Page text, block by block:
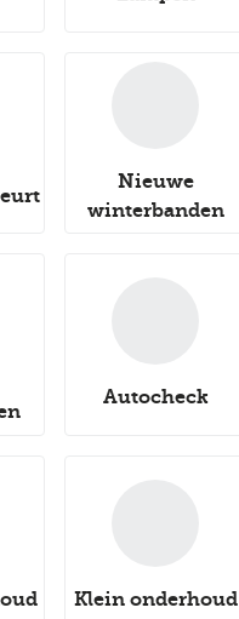
Nieuwe
winterbanden
Autocheck
Klein onderhoud